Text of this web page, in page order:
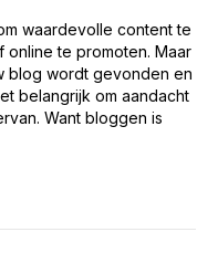
waardevolle content te
te promoten. Maar
blog wordt gevonden en
belangrijk om aandacht
Want bloggen is